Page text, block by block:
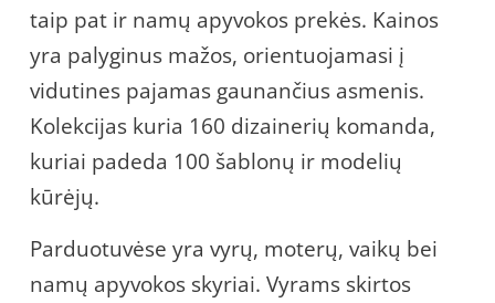
taip pat ir namų apyvokos prekės. Kainos
yra palyginus mažos, orientuojamasi į
vidutines pajamas gaunančius asmenis.
Kolekcijas kuria 160 dizainerių komanda,
kuriai padeda 100 šablonų ir modelių
kūrėjų.
Parduotuvėse yra vyrų, moterų, vaikų bei
namų apyvokos skyriai. Vyrams skirtos